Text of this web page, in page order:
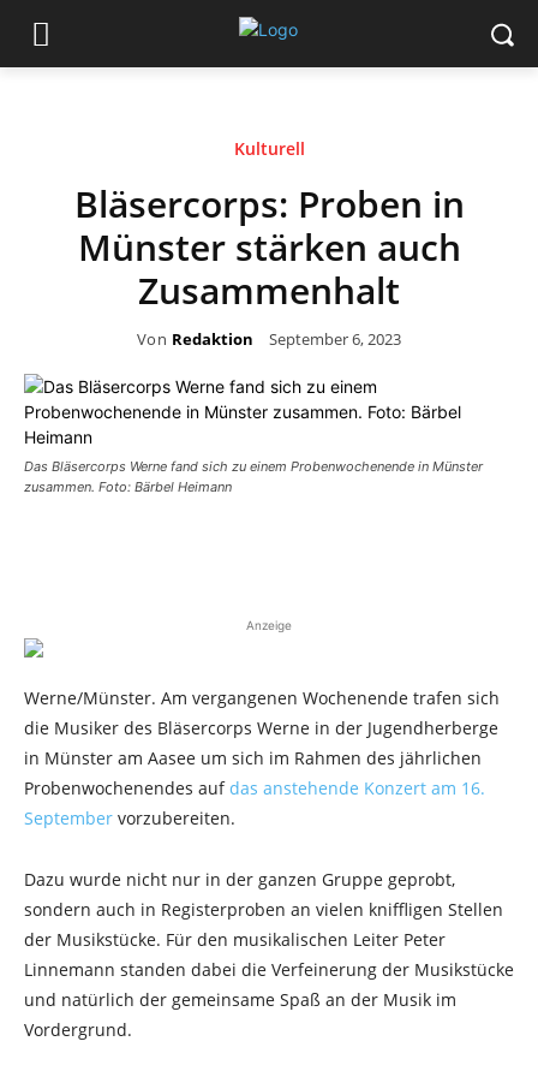
Kulturell
Bläsercorps: Proben in
Münster stärken auch
Zusammenhalt
Von Redaktion September 6, 2023
Das Bläsercorps Werne fand sich zu einem Probenwochenende in Münster
zusammen. Foto: Bärbel Heimann
Anzeige
Werne/Münster. Am vergangenen Wochenende trafen sich
die Musiker des Bläsercorps Werne in der Jugendherberge
in Münster am Aasee um sich im Rahmen des jährlichen
Probenwochenendes aufdas anstehende Konzert am 16.
September vorzubereiten.
Dazu wurde nicht nur in der ganzen Gruppe geprobt,
sondern auch in Registerproben an vielen kniffligen Stellen
der Musikstücke. Für den musikalischen Leiter Peter
Linnemann standen dabei die Verfeinerung der Musikstücke
und natürlich der gemeinsame Spaß an der Musik im
Vordergrund.